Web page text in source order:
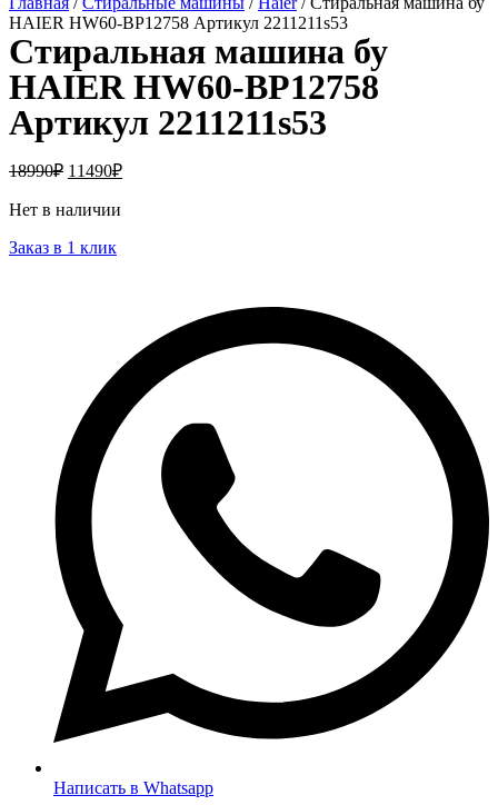
HAIER HW60-BP12758 Артикул 2211211s53
Стиральная машина бу
HAIER HW60-BP12758
Артикул 2211211s53
18990₽ 11490₽
Нет в наличии
Заказ в 1 клик
Написать в Whatsapp